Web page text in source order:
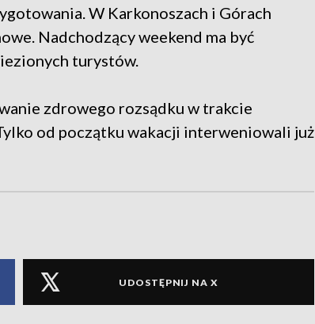
W Karkonoszach i Górach
Nadchodzący weekend ma być
turystów.
zdrowego rozsądku w trakcie
od początku wakacji interweniowali już
UDOSTĘPNIJ NA X